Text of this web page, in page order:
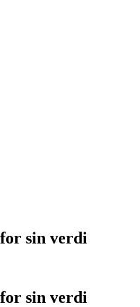
for sin verdi
for sin verdi